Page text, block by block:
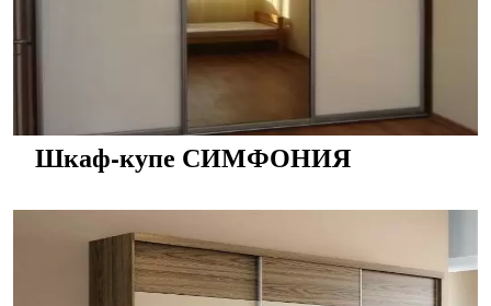
Шкаф-купе СИМФОНИЯ